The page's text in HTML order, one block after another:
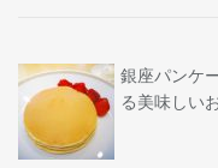
銀座パンケ
る美味しい